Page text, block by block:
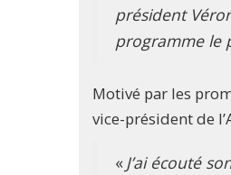
président
programme le
Motivé par les
vice-président de
« J’ai écouté